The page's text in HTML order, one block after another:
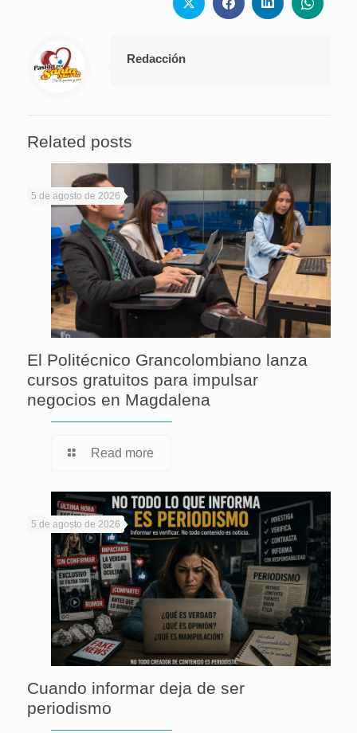
Redacción
Related posts
5 de agosto de 2026
El Politécnico Grancolombiano lanza
cursos gratuitos para impulsar
negocios en Magdalena
Read more
5 de agosto de 2026
Cuando informar deja de ser
periodismo